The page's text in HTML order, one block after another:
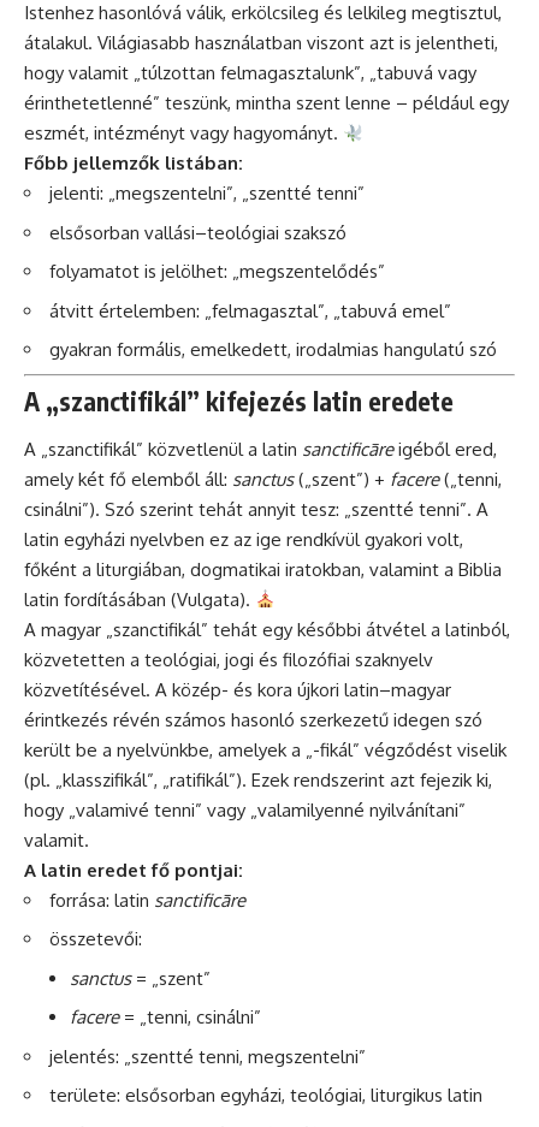
Istenhez hasonlóvá válik, erkölcsileg és lelkileg megtisztul,
átalakul. Világiasabb használatban viszont azt is jelentheti,
hogy valamit „túlzottan felmagasztalunk”, „tabuvá vagy
érinthetetlenné” teszünk, mintha szent lenne – például egy
eszmét, intézményt vagy hagyományt.
Főbb jellemzők listában:
jelenti: „megszentelni”, „szentté tenni”
elsősorban vallási–teológiai szakszó
folyamatot is jelölhet: „megszentelődés”
átvitt értelemben: „felmagasztal”, „tabuvá emel”
gyakran formális, emelkedett, irodalmias hangulatú szó
A „szanctifikál” kifejezés latin eredete
A „szanctifikál” közvetlenül a latin sanctificāreigéből ered,
amely két fő elemből áll: sanctus(„szent”) + facere(„tenni,
csinálni”). Szó szerint tehát annyit tesz: „szentté tenni”. A
latin egyházi nyelvben ez az ige rendkívül gyakori volt,
főként a liturgiában, dogmatikai iratokban, valamint a Biblia
latin fordításában (Vulgata).
A magyar „szanctifikál” tehát egy későbbi átvétel a latinból,
közvetetten a teológiai, jogi és filozófiai szaknyelv
közvetítésével. A közép- és kora újkori latin–magyar
érintkezés révén számos hasonló szerkezetű idegen szó
került be a nyelvünkbe, amelyek a „-fikál” végződést viselik
(pl. „klasszifikál”, „ratifikál”). Ezek rendszerint azt fejezik ki,
hogy „valamivé tenni” vagy „valamilyenné nyilvánítani”
valamit.
A latin eredet fő pontjai:
forrása: latin sanctificāre
összetevői:
sanctus= „szent”
facere= „tenni, csinálni”
jelentés: „szentté tenni, megszentelni”
területe: elsősorban egyházi, teológiai, liturgikus latin